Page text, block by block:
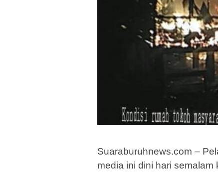
Suaraburuhnews.com –
media ini dini hari